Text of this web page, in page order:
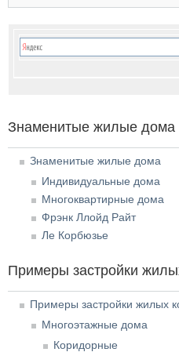
Знаменитые жилые дома
Знаменитые жилые дома
Индивидуальные дома
Многоквартирные дома
Фрэнк Ллойд Райт
Ле Корбюзье
Примеры застройки
Примеры застройки жилых
Многоэтажные дома
Коридорные